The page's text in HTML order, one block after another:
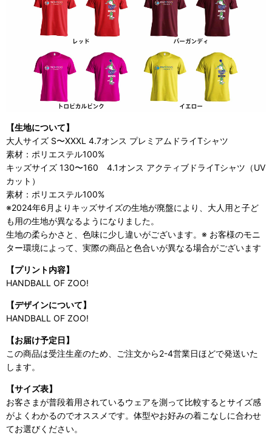
【生地について】
大人サイズ S〜XXXL 4.7オンス プレミアムドライTシャツ
素材：ポリエステル100%
キッズサイズ 130〜160 4.1オンス アクティブドライTシャツ（UV
カット）
素材：ポリエステル100%
※2024年6月よりキッズサイズの生地が廃盤により、大人用と子ど
も用の生地が異なるようになりました。
生地の柔らかさと、色味に少し違いがございます。※ お客様のモニ
ター環境によって、実際の商品と色合いが異なる場合がございます
【プリント内容】
HANDBALL OF ZOO!
【デザインについて】
HANDBALL OF ZOO!
【お届け予定日】
この商品は受注生産のため、ご注文から2-4営業日ほどで発送いた
します。
【サイズ表】
お客さまが普段着用されているウェアを測って比較するとサイズ感
がよくわかるのでオススメです。体型やお好みの着こなしに合わせ
てお選びください。